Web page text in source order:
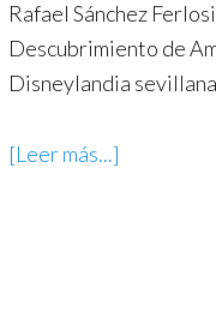
Rafael Sánchez
Descubrimiento de
Disneylandia
[Leer más...]